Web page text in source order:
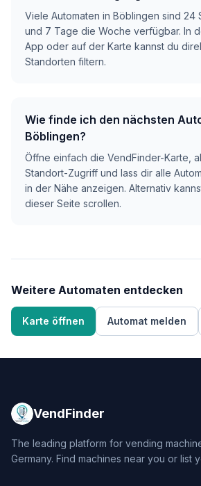
Viele Automaten in Böblingen sind 24
und 7 Tage die Woche verfügbar. In
App oder auf der Karte kannst du
Standorten filtern.
Wie finde ich den nächsten
Böblingen?
Öffne einfach die VendFinder-Karte,
Standort-Zugriff und lass dir alle
in der Nähe anzeigen. Alternativ
dieser Seite scrollen.
Weitere Automaten entdecken
Karte öffnen Automat melden
VendFinder
The leading platform for vending
Germany. Find machines near you or list